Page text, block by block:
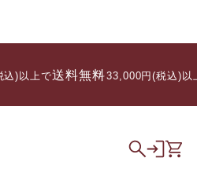
)以上で送料無料/ 33,000円(税込)以上